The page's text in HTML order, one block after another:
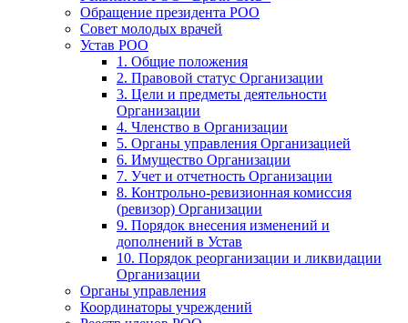
Обращение президента РОО
Совет молодых врачей
Устав РОО
1. Общие положения
2. Правовой статус Организации
3. Цели и предметы деятельности
Организации
4. Членство в Организации
5. Органы управления Организацией
6. Имущество Организации
7. Учет и отчетность Организации
8. Контрольно-ревизионная комиссия
(ревизор) Организации
9. Порядок внесения изменений и
дополнений в Устав
10. Порядок реорганизации и ликвидации
Организации
Органы управления
Координаторы учреждений